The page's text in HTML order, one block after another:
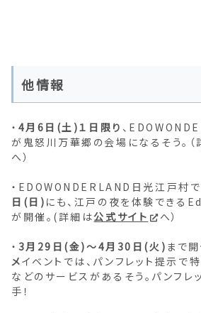
他情報
・ 4月6日(土)１日限り 、
が鬼怒川万華郷の会場になるそう。（
へ）
・EDOWONDERLAND日光江戸村
日(日) にも、江戸の夜を体験でき
が開催。(詳細は公式サイト へ）
・ 3月29日(金)～4月30日(火) まで
メイベントでは、パンフレット提示で
などのサービスがあるそう。パンフレ
手！